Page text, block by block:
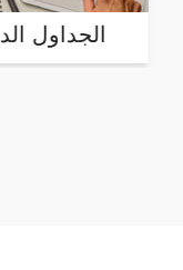
ارقام الجلوس